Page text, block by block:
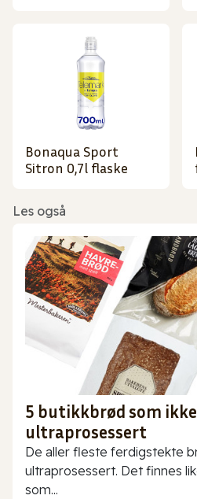
Bonaqua Sport
Sitron 0,7l flaske
Les også
5 butikkbrød som
ultraprosessert
De aller fleste ferdigstekte
ultraprosessert. Det finnes
som...